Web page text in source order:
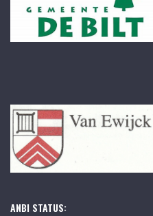
ANBI STATUS: